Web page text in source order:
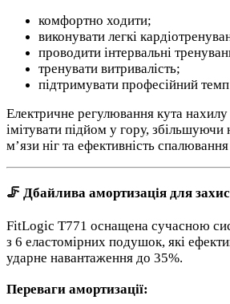
комфортно ходити;
виконувати легкі
проводити інтервальні
тренувати витривалість;
підтримувати професійний темп
Електричне регулювання кута
імітувати підйом у гору, збільшуючи
м’язи ніг та ефективність
🦵 Дбайлива амортизація для
FitLogic T771 оснащена сучасною
з 6 еластомірних подушок, які
ударне навантаження до 35%.
Переваги амортизації: